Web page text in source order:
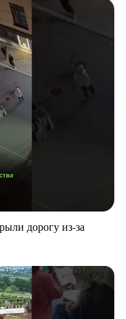
дорогу из-за